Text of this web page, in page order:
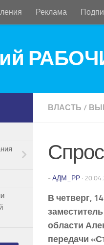
Реклама
ВЛАСТЬ /
- АДМ_РР ·
В четверг,
области
передачи